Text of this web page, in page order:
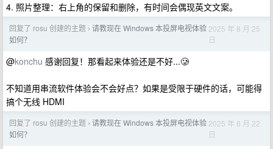
4. 照片整理：右上角的保留和删除，有时间会偶现英文文案。
回复了 rosu 创建的主题 › 请教现在 Windows 本投屏电视体验
如何？
2025 年 8 月 25
日
@konchu 感谢回复！那看起来体验还是不好...🥲
不知道用串流软件体验会不会好点？如果是受限于硬件的话，可能得
搞个无线 HDMI
回复了 rosu 创建的主题 › 请教现在 Windows 本投屏电视体验
如何？
2025 年 8 月 22
日